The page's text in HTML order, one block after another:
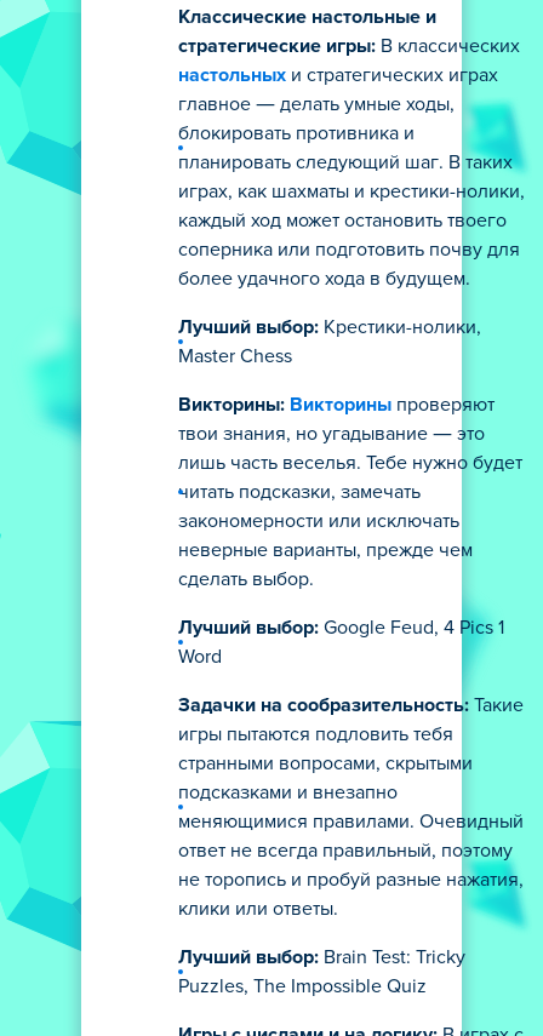
Классические настольные и
стратегические игры: В классических
настольных и стратегических играх
главное — делать умные ходы,
блокировать противника и
планировать следующий шаг. В таких
играх, как шахматы и крестики-нолики,
каждый ход может остановить твоего
соперника или подготовить почву для
более удачного хода в будущем.
Лучший выбор: Крестики-нолики,
Master Chess
Викторины: Викторины проверяют
твои знания, но угадывание — это
лишь часть веселья. Тебе нужно будет
читать подсказки, замечать
закономерности или исключать
неверные варианты, прежде чем
сделать выбор.
Лучший выбор: Google Feud, 4 Pics 1
Word
Задачки на сообразительность: Такие
игры пытаются подловить тебя
странными вопросами, скрытыми
подсказками и внезапно
меняющимися правилами. Очевидный
ответ не всегда правильный, поэтому
не торопись и пробуй разные нажатия,
клики или ответы.
Лучший выбор: Brain Test: Tricky
Puzzles, The Impossible Quiz